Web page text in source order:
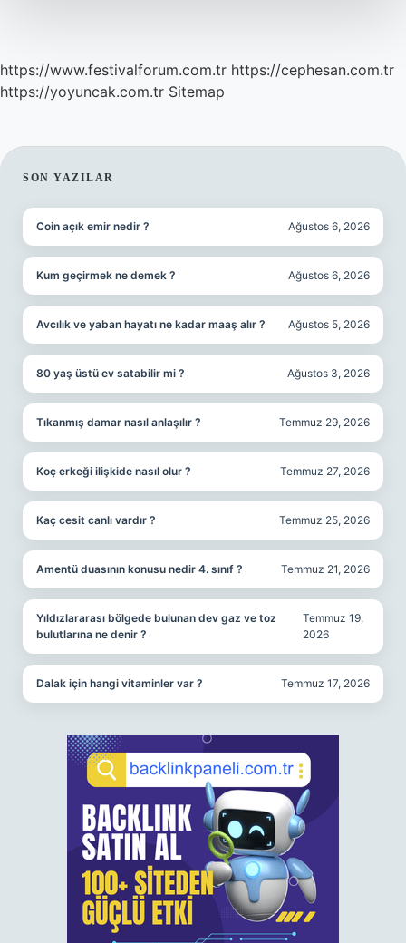
https://www.festivalforum.com.tr https://cephesan.com.tr
https://yoyuncak.com.tr Sitemap
SIDEBAR
SON YAZILAR
Coin açık emir nedir ? Ağustos 6, 2026
Kum geçirmek ne demek ? Ağustos 6, 2026
Avcılık ve yaban hayatı ne kadar maaş alır ? Ağustos 5, 2026
80 yaş üstü ev satabilir mi ? Ağustos 3, 2026
Tıkanmış damar nasıl anlaşılır ? Temmuz 29, 2026
Koç erkeği ilişkide nasıl olur ? Temmuz 27, 2026
Kaç cesit canlı vardır ? Temmuz 25, 2026
Amentü duasının konusu nedir 4. sınıf ? Temmuz 21, 2026
Yıldızlararası bölgede bulunan dev gaz ve toz
bulutlarına ne denir ?
Temmuz 19,
2026
Dalak için hangi vitaminler var ? Temmuz 17, 2026